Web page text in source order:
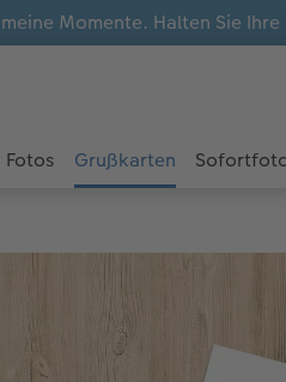
Momente. Halten Sie
Fotos Grußkarten